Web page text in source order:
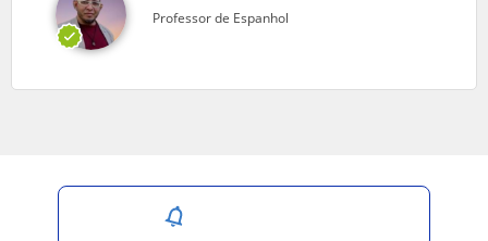
Professor de Espanhol